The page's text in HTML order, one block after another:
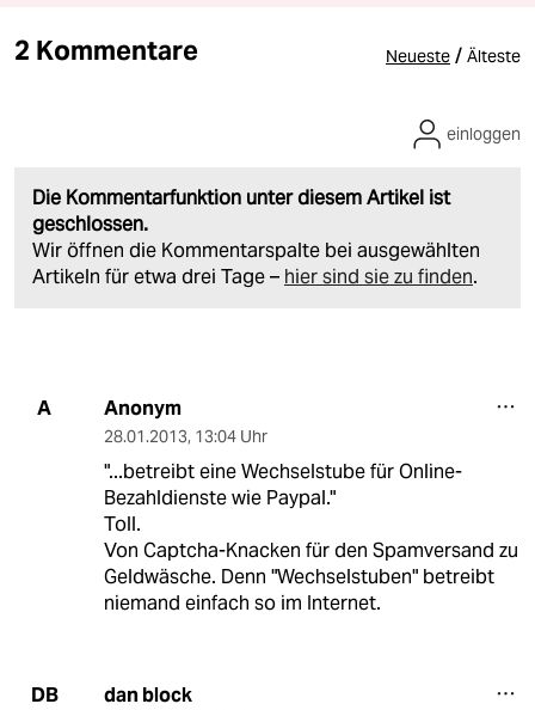
2 Kommentare Neueste / Älteste
Die Kommentarfunktion unter diesem Artikel ist
geschlossen.
Wir öffnen die Kommentarspalte bei ausgewählten
Artikeln für etwa drei Tage – hier sind sie zu finden.
einloggen
A Anonym
28.01.2013, 13:04 Uhr
"...betreibt eine Wechselstube für Online-
Bezahldienste wie Paypal."
Toll.
Von Captcha-Knacken für den Spamversand zu
Geldwäsche. Denn "Wechselstuben" betreibt
niemand einfach so im Internet.
DB dan block